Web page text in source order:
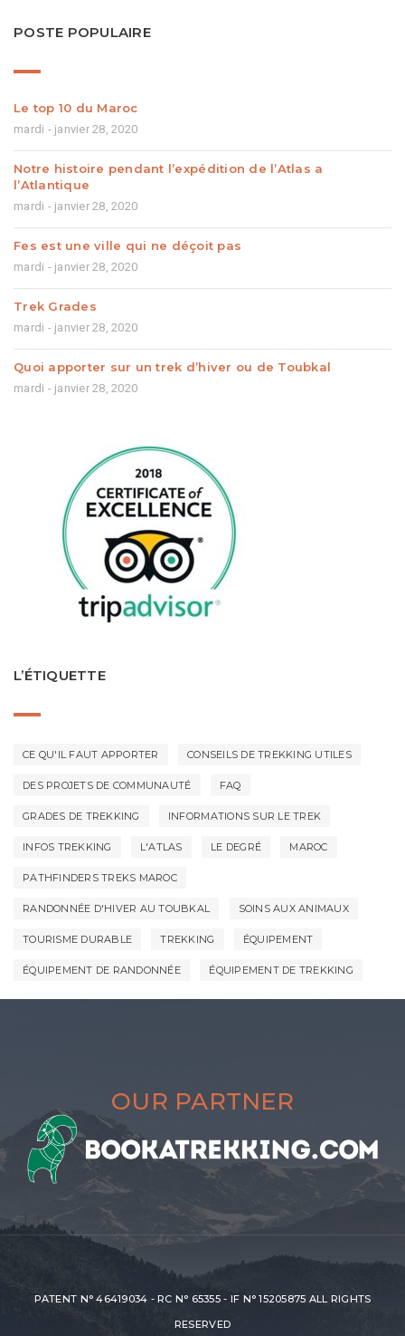
POSTE POPULAIRE
Le top 10 du Maroc
mardi - janvier 28, 2020
Notre histoire pendant l’expédition de l’Atlas a
l’Atlantique
mardi - janvier 28, 2020
Fes est une ville qui ne déçoit pas
mardi - janvier 28, 2020
Trek Grades
mardi - janvier 28, 2020
Quoi apporter sur un trek d’hiver ou de Toubkal
mardi - janvier 28, 2020
L’ÉTIQUETTE
CE QU'IL FAUT APPORTER CONSEILS DE TREKKING UTILES
DES PROJETS DE COMMUNAUTÉ FAQ
GRADES DE TREKKING INFORMATIONS SUR LE TREK
INFOS TREKKING L'ATLAS LE DEGRÉ MAROC
PATHFINDERS TREKS MAROC
RANDONNÉE D'HIVER AU TOUBKAL SOINS AUX ANIMAUX
TOURISME DURABLE TREKKING ÉQUIPEMENT
ÉQUIPEMENT DE RANDONNÉE ÉQUIPEMENT DE TREKKING
OUR PARTNER
PATENT N° 46419034 - RC N° 65355 - IF N° 15205875 ALL RIGHTS
RESERVED